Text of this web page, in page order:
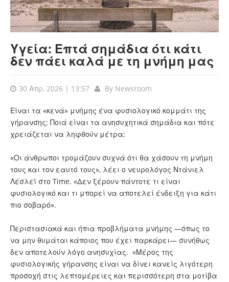
Υγεία: Επτά σημάδια ότι κάτι
δεν πάει καλά με τη μνήμη μας
30 Απρ, 2026 | 13:57 By Newsroom
Είναι τα «κενά» μνήμης ένα φυσιολογικό κομμάτι της
γήρανσης; Ποιά είναι τα ανησυχητικά σημάδια και πότε
χρειάζεται να ληφθούν μέτρα;
«Οι άνθρωποι τρομάζουν συχνά ότι θα χάσουν τη μνήμη
τους και τον εαυτό τους», λέει ο νευρολόγος Ντάνιελ
Λέσλεϊ στο Time. «Δεν ξέρουν πάντοτε τι είναι
φυσιολογικό και τι μπορεί να αποτελεί ένδειξη για κάτι
πιο σοβαρό».
Περιστασιακά και ήπια προβλήματα μνήμης —όπως το
να μην θυμάται κάποιος που έχει παρκάρει— συνήθως
δεν αποτελούν λόγο ανησυχίας. «Μέρος της
φυσιολογικής γήρανσης είναι να δίνει κανείς λιγότερη
προσοχή στις λεπτομέρειες και περισσότερη στα μοτίβα